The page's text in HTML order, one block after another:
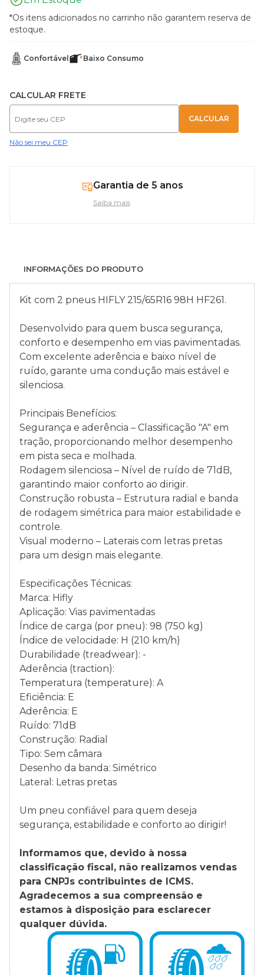
*Os itens adicionados no carrinho não garantem reserva de
estoque.
Confortável Baixo Consumo
CALCULAR FRETE
Não sei meu CEP
Garantia de 5 anos
Saiba mais
INFORMAÇÕES DO PRODUTO
Kit com 2 pneus HIFLY 215/65R16 98H HF261.
Desenvolvido para quem busca segurança,
conforto e desempenho em vias pavimentadas.
Com excelente aderência e baixo nível de
ruído, garante uma condução mais estável e
silenciosa.
Principais Benefícios:
Segurança e aderência – Classificação "A" em
tração, proporcionando melhor desempenho
em pista seca e molhada.
Rodagem silenciosa – Nível de ruído de 71dB,
garantindo maior conforto ao dirigir.
Construção robusta – Estrutura radial e banda
de rodagem simétrica para maior estabilidade e
controle.
Visual moderno – Laterais com letras pretas
para um design mais elegante.
Especificações Técnicas:
Marca: Hifly
Aplicação: Vias pavimentadas
Índice de carga (por pneu): 98 (750 kg)
Índice de velocidade: H (210 km/h)
Durabilidade (treadwear): -
Aderência (traction):
Temperatura (temperature): A
Eficiência: E
Aderência: E
Ruído: 71dB
Construção: Radial
Tipo: Sem câmara
Desenho da banda: Simétrico
Lateral: Letras pretas
Um pneu confiável para quem deseja
segurança, estabilidade e conforto ao dirigir!
Informamos que, devido à nossa
classificação fiscal, não realizamos vendas
para CNPJs contribuintes de ICMS.
Agradecemos a sua compreensão e
estamos à disposição para esclarecer
qualquer dúvida.